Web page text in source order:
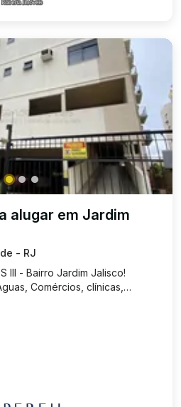
alugar em Jardim
- RJ
III - Bairro Jardim Jalisco!
Comércios, clínicas,
suíte, quarto solteiro,
cozinha, lavabo, área de